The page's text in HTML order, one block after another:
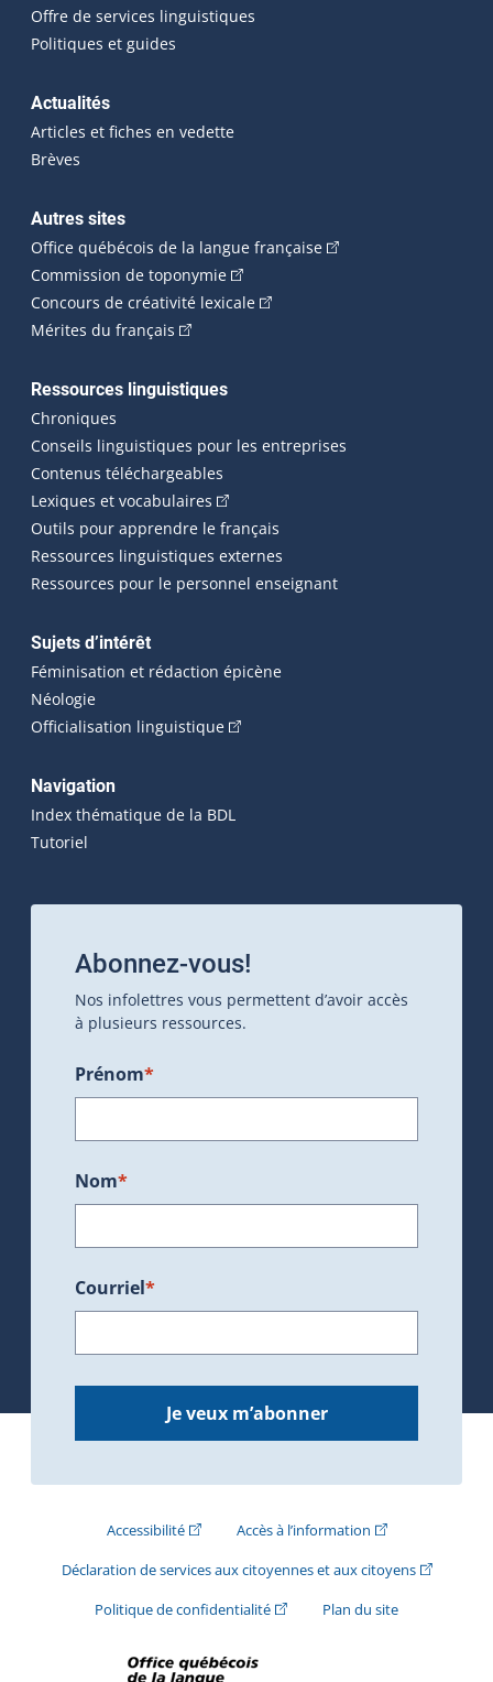
Offre de services linguistiques
Politiques et guides
Actualités
Articles et fiches en vedette
Brèves
Autres sites
Office québécois de la langue française(Cet hyperlien
Commission de toponymie(Cet hyperlien externe s'ouvrira
Concours de créativité lexicale(Cet hyperlien externe
Mérites du français (Cet hyperlien externe s'ouvrira dans une
Ressources linguistiques
Chroniques
Conseils linguistiques pour les entreprises
Contenus téléchargeables
Lexiques et vocabulaires (Cet hyperlien externe s'ouvrira
Outils pour apprendre le français
Ressources linguistiques externes
Ressources pour le personnel enseignant
Sujets d’intérêt
Féminisation et rédaction épicène
Néologie
Officialisation linguistique(Cet hyperlien externe s'ouvrira
Navigation
Index thématique de la BDL
Tutoriel
Abonnez-vous!
Nos infolettres vous permettent d’avoir accès
à plusieurs ressources.
Prénom*
Nom*
Courriel*
Je veux m’abonner
Accessibilité(Cet hyperlien externe s'ouvrira dans une
Accès à l’information(Cet hyperlien
Déclaration de services aux citoyennes et aux citoyens(Cet
Politique de confidentialité(Cet hyperlien externe s'ouvrira
Plan du site